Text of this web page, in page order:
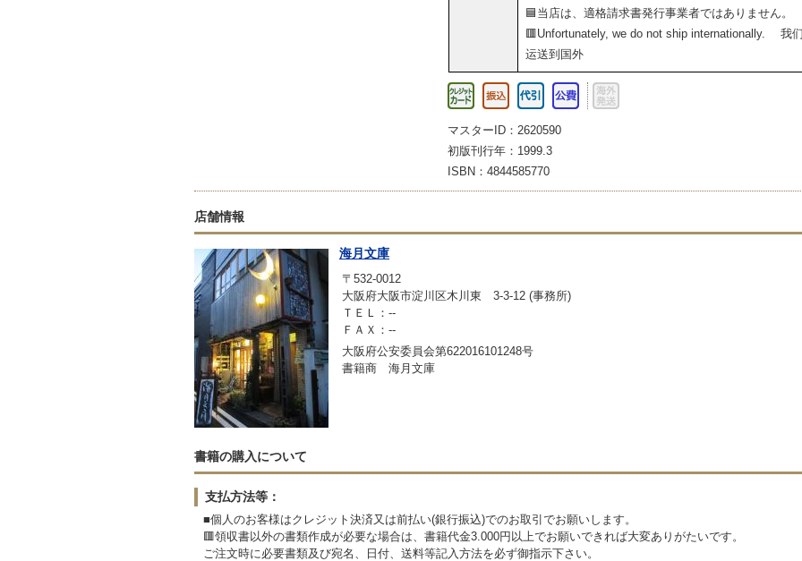
🟦当店は、適格請求書発行事業者ではありません。
🟥Unfortunately, we do not ship internationally. 我
运送到国外
マスターID：2620590
初版刊行年：1999.3
ISBN：4844585770
店舗情報
海月文庫
〒532-0012
大阪府大阪市淀川区木川東 3-3-12 (事務所)
ＴＥＬ：--
ＦＡＸ：--
大阪府公安委員会第622016101248号
書籍商 海月文庫
書籍の購入について
支払方法等：
■個人のお客様はクレジット決済又は前払い(銀行振込)でのお取引でお願いします。
🟥領収書以外の書類作成が必要な場合は、書籍代金3.000円以上でお願いできれば大変ありがたいです。
ご注文時に必要書類及び宛名、日付、送料等記入方法を必ず御指示下さい。